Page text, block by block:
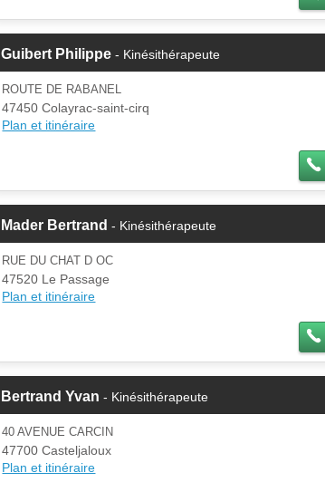
Guibert Philippe - Kinésithérapeute
ROUTE DE RABANEL
47450 Colayrac-saint-cirq
Plan et itinéraire
Mader Bertrand - Kinésithérapeute
RUE DU CHAT D OC
47520 Le Passage
Plan et itinéraire
Bertrand Yvan - Kinésithérapeute
40 AVENUE CARCIN
47700 Casteljaloux
Plan et itinéraire